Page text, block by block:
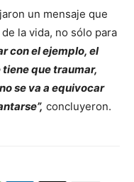
un mensaje que
la vida, no sólo para
con el ejemplo, el
que traumar,
se va a equivocar
concluyeron.